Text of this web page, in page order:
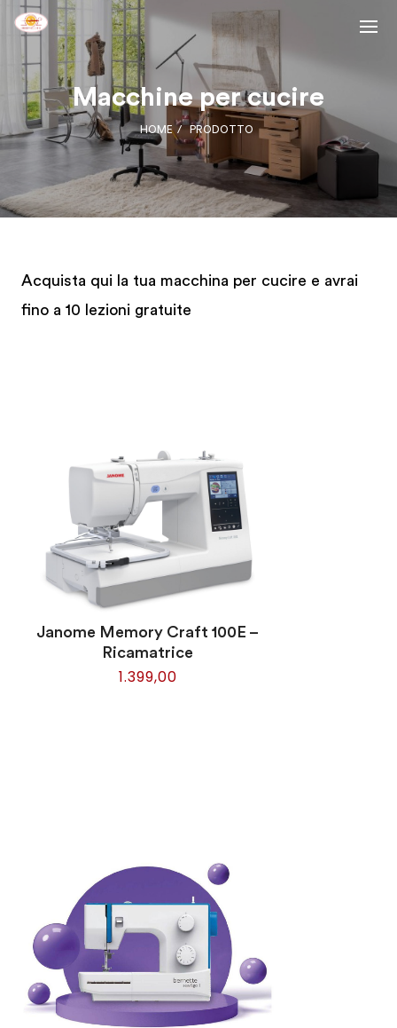
Macchine per cucire
HOME PRODOTTO
Acquista qui la tua macchina per cucire e avrai
fino a 10 lezioni gratuite
Janome Memory Craft 100E –
Ricamatrice
1.399,00